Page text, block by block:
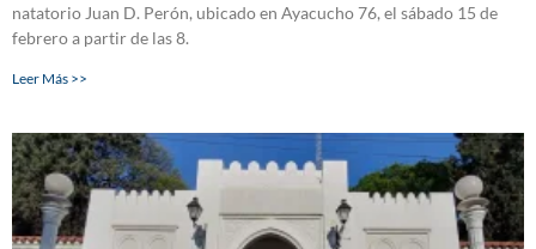
natatorio Juan D. Perón, ubicado en Ayacucho 76, el sábado 15 de
febrero a partir de las 8.
Leer Más >>